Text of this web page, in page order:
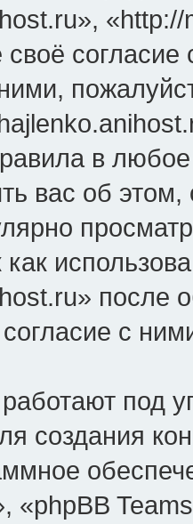
своё
в
вас об
как
после
с
под
создания
«phpBB